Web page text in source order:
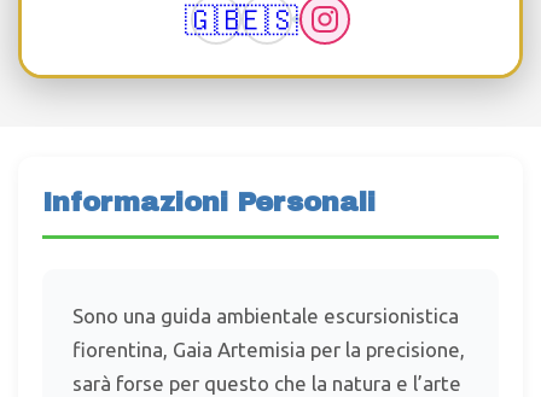
🇬🇧🇪🇸
Informazioni Personali
Sono una guida ambientale escursionistica
fiorentina, Gaia Artemisia per la precisione,
sarà forse per questo che la natura e l’arte